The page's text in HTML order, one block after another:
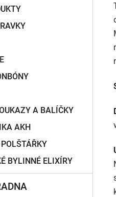
A BALÍČKY
AKH
BYLINNÉ ELIXÍRY